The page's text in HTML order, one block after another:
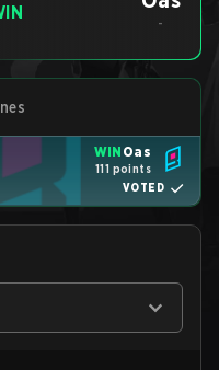
-
WIN Oas
111 points
VOTED